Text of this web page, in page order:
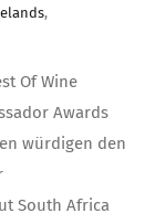
,
Of Wine
Awards
würdigen den
South Africa